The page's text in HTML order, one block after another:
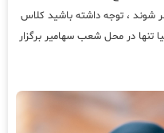
شوند ، توجه داشته باشید کلاس
تنها در محل شعب سهامیر برگزار